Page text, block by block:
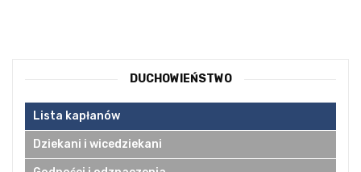
DUCHOWIEŃSTWO
Lista kapłanów
Dziekani i wicedziekani